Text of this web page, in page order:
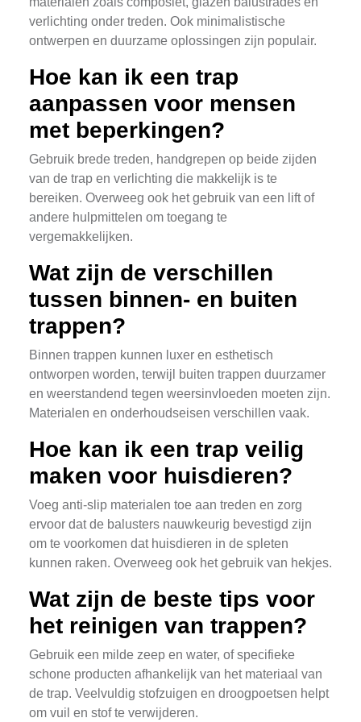
verlichting onder treden. Ook minimalistische
ontwerpen en duurzame oplossingen zijn populair.
Hoe kan ik een trap
aanpassen voor mensen
met beperkingen?
Gebruik brede treden, handgrepen op beide zijden
van de trap en verlichting die makkelijk is te
bereiken. Overweeg ook het gebruik van een lift of
andere hulpmittelen om toegang te
vergemakkelijken.
Wat zijn de verschillen
tussen binnen- en buiten
trappen?
Binnen trappen kunnen luxer en esthetisch
ontworpen worden, terwijl buiten trappen duurzamer
en weerstandend tegen weersinvloeden moeten zijn.
Materialen en onderhoudseisen verschillen vaak.
Hoe kan ik een trap veilig
maken voor huisdieren?
Voeg anti-slip materialen toe aan treden en zorg
ervoor dat de balusters nauwkeurig bevestigd zijn
om te voorkomen dat huisdieren in de spleten
kunnen raken. Overweeg ook het gebruik van hekjes.
Wat zijn de beste tips voor
het reinigen van trappen?
Gebruik een milde zeep en water, of specifieke
schone producten afhankelijk van het materiaal van
de trap. Veelvuldig stofzuigen en droogpoetsen helpt
om vuil en stof te verwijderen.